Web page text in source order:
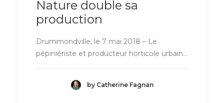
Nature double sa
production
Drummondville, le 7 mai 2018 – Le
pépiniériste et producteur horticole urbain…
by Catherine Fagnan